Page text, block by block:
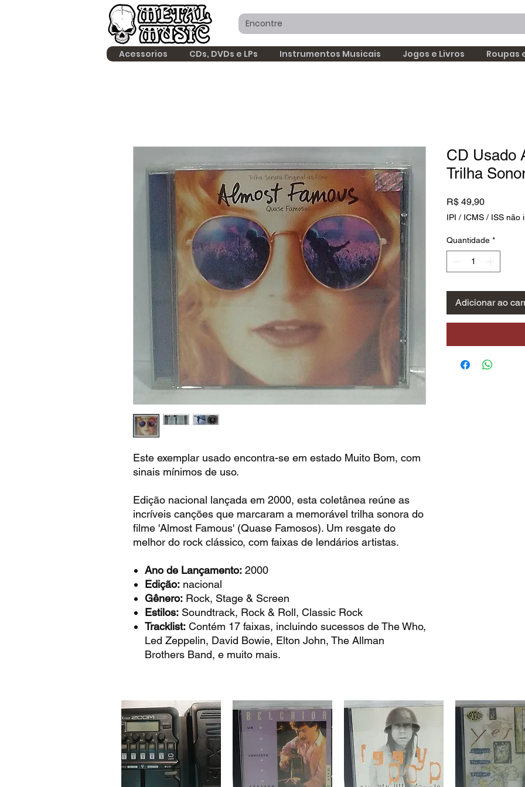
Acessorios CDs, DVDs e LPs Instrumentos Musicais Jogos e Livros Roupas
Este exemplar usado encontra-se em estado Muito Bom, com
sinais mínimos de uso.
Edição nacional lançada em 2000, esta coletânea reúne as
incríveis canções que marcaram a memorável trilha sonora do
filme 'Almost Famous' (Quase Famosos). Um resgate do
melhor do rock clássico, com faixas de lendários artistas.
Ano de Lançamento: 2000
Edição: nacional
Gênero: Rock, Stage & Screen
Estilos: Soundtrack, Rock & Roll, Classic Rock
Tracklist: Contém 17 faixas, incluindo sucessos de The Who,
Led Zeppelin, David Bowie, Elton John, The Allman
Brothers Band, e muito mais.
CD Usado
Trilha
R$ 49,90Preço
IPI / ICMS / ISS não
Quantidade *
Adicionar ao